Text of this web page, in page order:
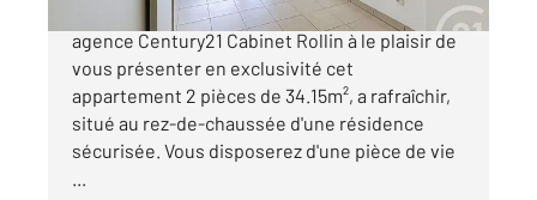
Bordeaux - Chartrons - Saint louis, Votre
agence Century21 Cabinet Rollin à le plaisir de
vous présenter en exclusivité cet
appartement 2 pièces de 34.15m², a rafraîchir,
situé au rez-de-chaussée d'une résidence
sécurisée. Vous disposerez d'une pièce de vie
...